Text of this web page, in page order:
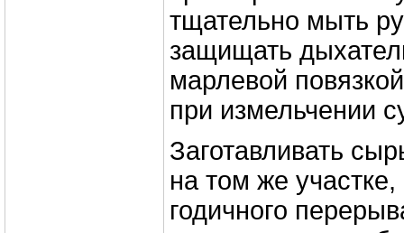
тщательно мыть
защищать
марлевой
при измельчении
Заготавливать
на том же
годичного